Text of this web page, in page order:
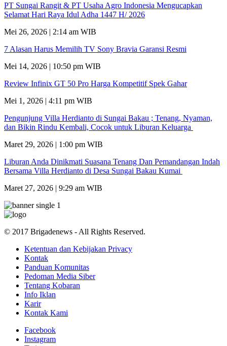
PT Sungai Rangit & PT Usaha Agro Indonesia Mengucapkan
Selamat Hari Raya Idul Adha 1447 H/ 2026
Mei 26, 2026 | 2:14 am WIB
7 Alasan Harus Memilih TV Sony Bravia Garansi Resmi
Mei 14, 2026 | 10:50 pm WIB
Review Infinix GT 50 Pro Harga Kompetitif Spek Gahar
Mei 1, 2026 | 4:11 pm WIB
Pengunjung Villa Herdianto di Sungai Bakau ; Tenang, Nyaman,
dan Bikin Rindu Kembali, Cocok untuk Liburan Keluarga
Maret 29, 2026 | 1:00 pm WIB
Liburan Anda Dinikmati Suasana Tenang Dan Pemandangan Indah
Bersama Villa Herdianto di Desa Sungai Bakau Kumai
Maret 27, 2026 | 9:29 am WIB
© 2017 Brigadenews - All Rights Reserved.
Ketentuan dan Kebijakan Privacy
Kontak
Panduan Komunitas
Pedoman Media Siber
Tentang Kobaran
Info Iklan
Karir
Kontak Kami
Facebook
Instagram